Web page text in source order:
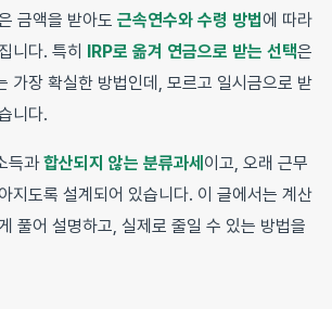
금액을 받아도 근속연수와 수령 방법에 따라
니다. 특히 IRP로 옮겨 연금으로 받는 선택은
가장 확실한 방법인데, 모르고 일시금으로 받
니다.
득과합산되지 않는 분류과세 이고, 오래 근무
지도록 설계되어 있습니다. 이 글에서는 계산
풀어 설명하고, 실제로 줄일 수 있는 방법을